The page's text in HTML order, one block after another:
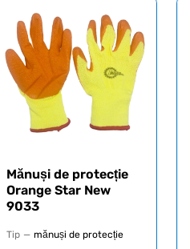
Mănuși de protecție
Orange Star New
9033
Tip — mănuși de protecție